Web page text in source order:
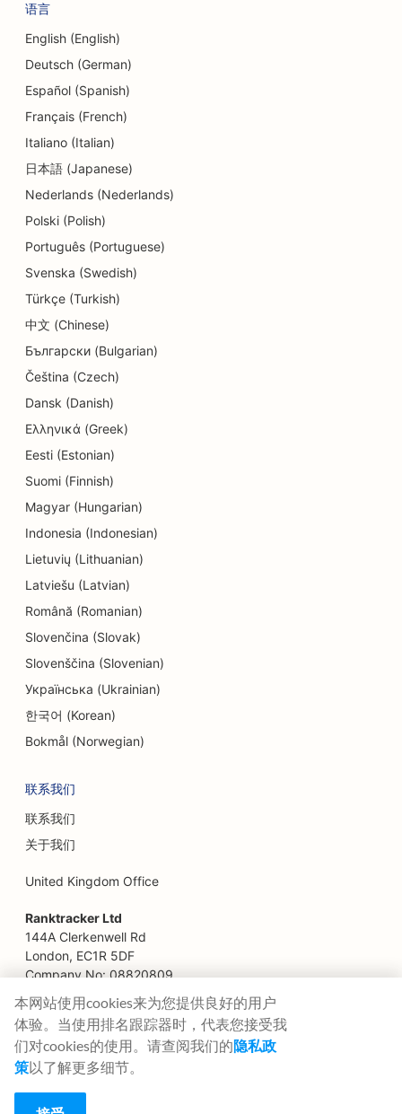
债务咨询服务的搜索引擎优化
牙科诊所搜索引擎优化
熟食店搜索引擎优化
餐厅搜索引擎优化
细节店铺的搜索引擎优化
甜甜圈店的搜索引擎优化
干洗店搜索引擎优化
电工的搜索引擎优化
电子产品商店的搜索引擎优化
牙髓病学家的搜索引擎优化
工程公司的搜索引擎优化
民族餐厅的 EO
逃离房间的搜索引擎优化
整容服务的搜索引擎优化
家庭餐馆的搜索引擎优化
农场到餐桌餐厅的搜索引擎优化
高级餐厅的搜索引擎优化
快餐店搜索引擎优化
花店搜索引擎优化
为美食广场提供搜索引擎优化
法国糕点店搜索引擎优化
冷冻酸奶店搜索引擎优化
家具店搜索引擎优化
语言
English (English)
Deutsch (German)
Español (Spanish)
Français (French)
Italiano (Italian)
日本語 (Japanese)
Nederlands (Nederlands)
Polski (Polish)
Português (Portuguese)
Svenska (Swedish)
Türkçe (Turkish)
中文 (Chinese)
Български (Bulgarian)
Čeština (Czech)
Dansk (Danish)
Ελληνικά (Greek)
Eesti (Estonian)
Suomi (Finnish)
Magyar (Hungarian)
Indonesia (Indonesian)
Lietuvių (Lithuanian)
Latviešu (Latvian)
Română (Romanian)
Slovenčina (Slovak)
Slovenščina (Slovenian)
Українська (Ukrainian)
한국어 (Korean)
Bokmål (Norwegian)
联系我们
联系我们
关于我们
United Kingdom Office
Ranktracker Ltd
144A Clerkenwell Rd
London, EC1R 5DF
Company No: 08820809
felix@ranktracker.com
2015 -2026© Ranktracker. All Rights Reserved.
本网站使用cookies来为您提供良好的用户
体验。当使用排名跟踪器时，代表您接受我
们对cookies的使用。请查阅我们的隐私政
策以了解更多细节。